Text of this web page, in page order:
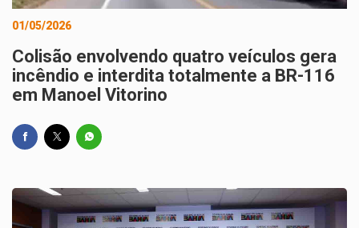
01/05/2026
Colisão envolvendo quatro veículos gera
incêndio e interdita totalmente a BR-116
em Manoel Vitorino